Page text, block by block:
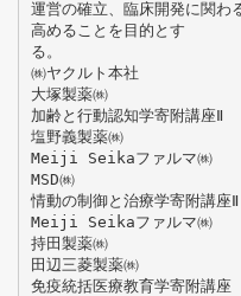
運営の確立、臨床開発に関わ
高めることを目的とす
る。
㈱ヤクルト本社
大塚製薬㈱
加齢と行動認知学寄附講座Ⅱ
塩野義製薬㈱
Meiji Seikaファルマ㈱
MSD㈱
情動の制御と治療学寄附講座Ⅱ
Meiji Seikaファルマ㈱
持田製薬㈱
田辺三菱製薬㈱
免疫統括医療教育学寄附講座